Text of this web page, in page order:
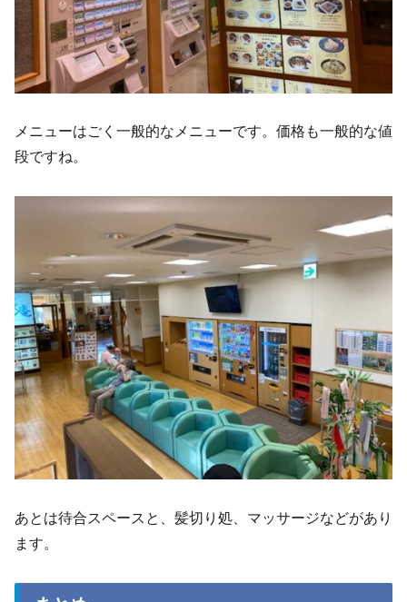
メニューはごく一般的なメニューです。価格も一般的な値
段ですね。
あとは待合スペースと、髪切り処、マッサージなどがあり
ます。